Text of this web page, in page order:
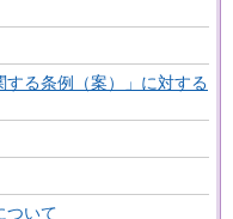
する条例（案）」に対する
ついて